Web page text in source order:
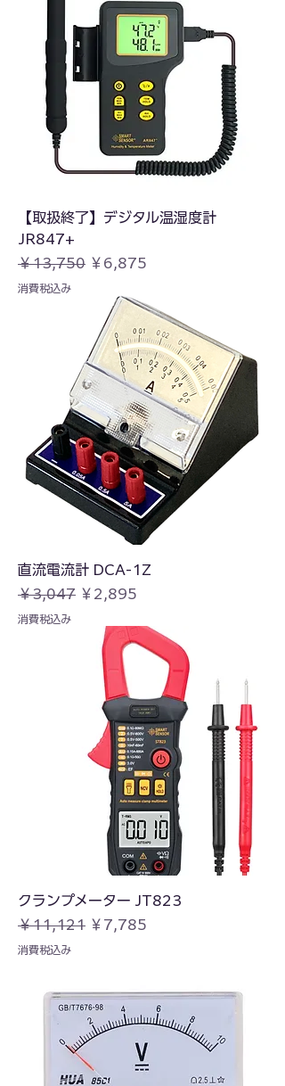
【取扱終了】デジタル温湿度計
JR847+
通常価格
￥13,750 セール価格
￥6,875
消費税込み
直流電流計 DCA-1Z
通常価格
￥3,047 セール価格
￥2,895
消費税込み
クランプメーター JT823
通常価格
￥11,121 セール価格
￥7,785
消費税込み